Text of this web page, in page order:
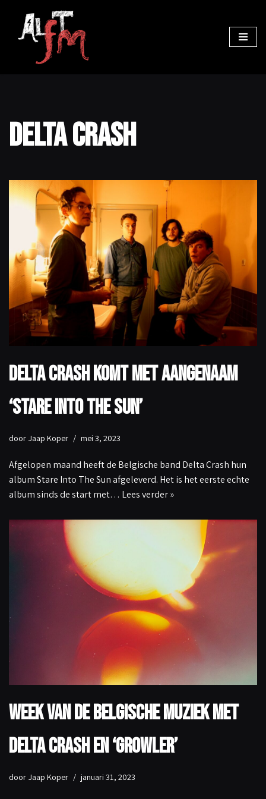
Delta Crash
Delta Crash komt met aangenaam
‘Stare Into The Sun’
door Jaap Koper mei 3, 2023
Afgelopen maand heeft de Belgische band Delta Crash hun
album Stare Into The Sun afgeleverd. Het is het eerste echte
album sinds de start met… Lees verder »
Week van de Belgische Muziek met
Delta Crash en ‘Growler’
door Jaap Koper januari 31, 2023